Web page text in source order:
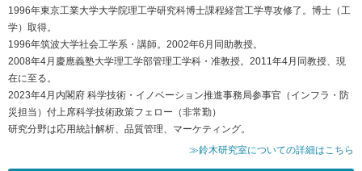
1996年東京工業大学大学院理工学研究科博士課程経営工学専攻修了。博士（工
学）取得。
1996年筑波大学社会工学系・講師。2002年6月同助教授。
2008年4月慶應義塾大学理工学部管理工学科・准教授。2011年4月同教授、現
在に至る。
2023年4月内閣府 科学技術・イノベーション推進事務局参事官（インフラ・防
災担当）付上席科学技術政策フェロー（非常勤）
研究分野は応用統計解析、品質管理、マーケティング。
≫鈴木研究室についての詳細はこちら